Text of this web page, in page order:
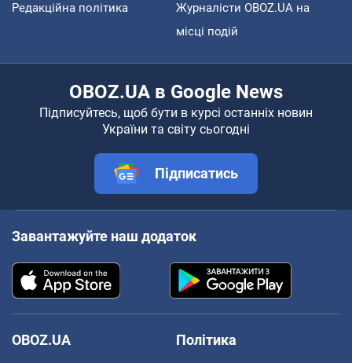
Редакційна політика
Журналісти OBOZ.UA на
місці подій
OBOZ.UA в Google News
Підписуйтесь, щоб бути в курсі останніх новин
України та світу сьогодні
Підписатись
Завантажуйте наш додаток
OBOZ.UA
Політика